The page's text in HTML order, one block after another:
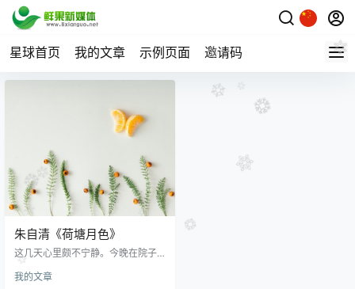
星球首页 我的文章 示例页面 邀请码
朱自清《荷塘月色》
这几天心里颇不宁静。今晚在院子
荷塘，在这满月的光里，总该另有
我的文章